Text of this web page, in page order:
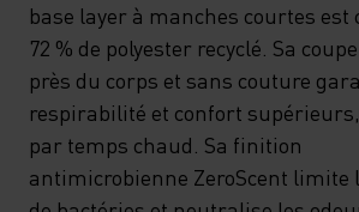
base layer à manches courtes est
72 % de polyester recyclé. Sa
près du corps et sans couture
respirabilité et confort
par temps chaud. Sa finition
antimicrobienne ZeroScent limite